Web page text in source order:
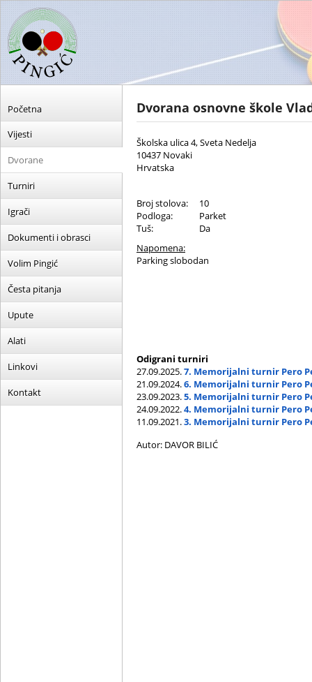
Početna
Vijesti
Dvorane
Turniri
Igrači
Dokumenti i obrasci
Volim Pingić
Česta pitanja
Upute
Alati
Linkovi
Kontakt
Dvorana osnovne škole
Školska ulica 4, Sveta Nedelja
10437 Novaki
Hrvatska
Broj stolova:
10
Podloga:
Parket
Tuš:
Da
Napomena:
Parking slobodan
Odigrani turniri
27.09.2025.7. Memorijalni turnir Pero
21.09.2024.6. Memorijalni turnir Pero
23.09.2023.5. Memorijalni turnir Pero
24.09.2022.4. Memorijalni turnir Pero
11.09.2021.3. Memorijalni turnir Pero
Autor: DAVOR BILIĆ